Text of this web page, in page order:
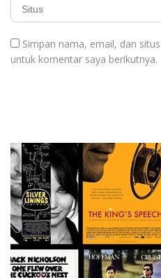
Simpan nama, email, dan
untuk komentar saya berikutnya.